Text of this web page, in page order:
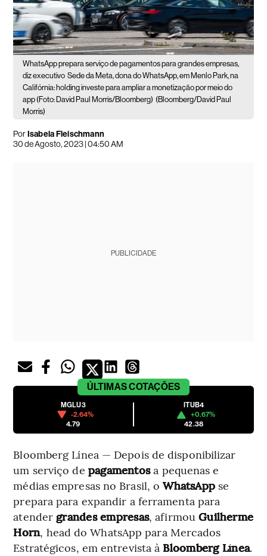
WhatsApp prepara serviço de pagamentos para grandes empresas,
diz executivo Sede da Meta, dona do WhatsApp, em Menlo Park, na
Califórnia: holding investe para ampliar a monetização por meio do
app (Foto: David Paul Morris/Bloomberg) (Bloomberg/David Paul
Morris)
PorIsabela Fleischmann
30 de Agosto, 2023 | 04:50 AM
PUBLICIDADE
ÚLTIMASCOTAÇÕES
MGLU3
-2.64%
4.79
ITUB4
+0.67%
42.38
Bloomberg Línea — Depois de disponibilizar
um serviço de pagamentosa pequenas e
médias empresas no Brasil, oWhatsApp se
prepara para expandir a ferramenta para
atender grandes empresas, afirmouGuilherme
Horn, head do WhatsApp para Mercados
Estratégicos, em entrevista à Bloomberg Línea.